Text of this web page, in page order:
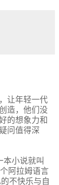
让年轻一代
造，他们没
的想象力和
问值得深
本小说就叫
阿拉姆语言
不快乐与自